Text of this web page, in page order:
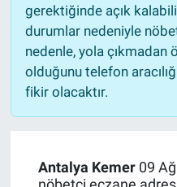
gerektiğinde açık
durumlar nedeniyle
nedenle, yola çıkmadan
olduğunu telefon
fikir olacaktır.
Antalya Kemer09